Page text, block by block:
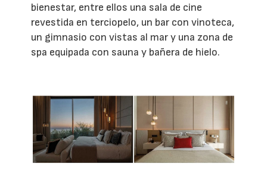
bienestar, entre ellos una sala de cine
revestida en terciopelo, un bar con vinoteca,
un gimnasio con vistas al mar y una zona de
spa equipada con sauna y bañera de hielo.